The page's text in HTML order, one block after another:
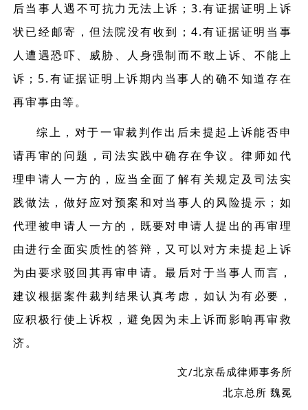
后当事人遇不可抗力无法上诉；3.有证据证明上诉
状已经邮寄，但法院没有收到；4.有证据证明当事
人遭遇恐吓、威胁、人身强制而不敢上诉、不能上
诉；5.有证据证明上诉期内当事人的确不知道存在
再审事由等。
综上，对于一审裁判作出后未提起上诉能否申
请再审的问题，司法实践中确存在争议。律师如代
理申请人一方的，应当全面了解有关规定及司法实
践做法，做好应对预案和对当事人的风险提示；如
代理被申请人一方的，既要对申请人提出的再审理
由进行全面实质性的答辩，又可以对方未提起上诉
为由要求驳回其再审申请。最后对于当事人而言，
建议根据案件裁判结果认真考虑，如认为有必要，
应积极行使上诉权，避免因为未上诉而影响再审救
济。
文/北京岳成律师事务所
北京总所 魏冕